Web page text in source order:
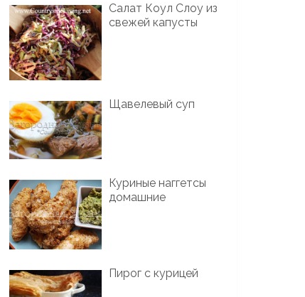
Салат Коул Слоу из
свежей капусты
Щавелевый суп
Куриные наггетсы
домашние
Пирог с курицей